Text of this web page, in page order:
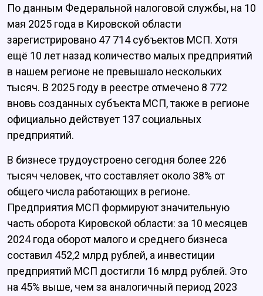
По данным Федеральной налоговой службы, на 10
мая 2025 года в Кировской области
зарегистрировано 47 714 субъектов МСП. Хотя
ещё 10 лет назад количество малых предприятий
в нашем регионе не превышало нескольких
тысяч. В 2025 году в реестре отмечено 8 772
вновь созданных субъекта МСП, также в регионе
официально действует 137 социальных
предприятий.
В бизнесе трудоустроено сегодня более 226
тысяч человек, что составляет около 38% от
общего числа работающих в регионе.
Предприятия МСП формируют значительную
часть оборота Кировской области: за 10 месяцев
2024 года оборот малого и среднего бизнеса
составил 452,2 млрд рублей, а инвестиции
предприятий МСП достигли 16 млрд рублей. Это
на 45% выше, чем за аналогичный период 2023